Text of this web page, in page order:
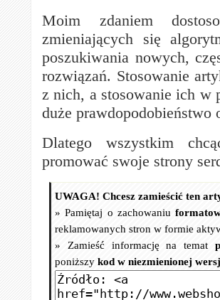
Moim zdaniem
zmieniających się
poszukiwania nowych,
rozwiązań. Stosowanie
z nich, a stosowanie ich w
duże prawdopodobieństwo
Dlatego wszystkim
promować swoje strony
UWAGA! Chcesz zamieścić ten
» Pamiętaj o zachowaniu
reklamowanych stron w formie
» Zamieść informację na temat
poniższy kod w niezmienionej